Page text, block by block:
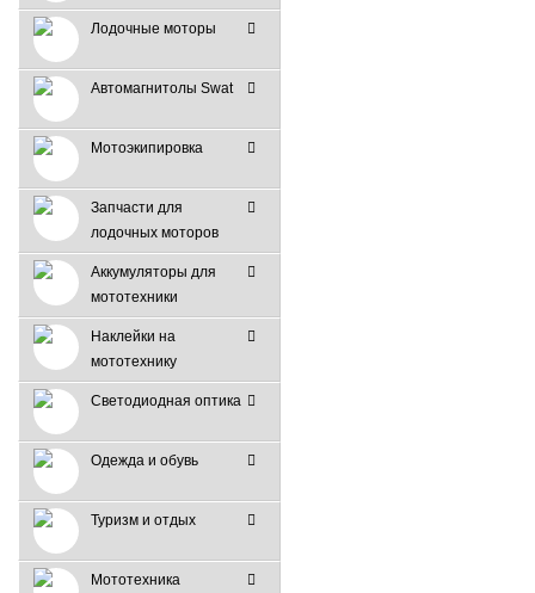
Лодочные моторы
Автомагнитолы Swat
Мотоэкипировка
Запчасти для
лодочных моторов
Аккумуляторы для
мототехники
Наклейки на
мототехнику
Светодиодная оптика
Одежда и обувь
Туризм и отдых
Мототехника